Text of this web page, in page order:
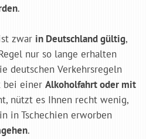
.
zwar in Deutschland gültig,
nur so lange erhalten
deutschen Verkehrsregeln
bei einer Alkoholfahrt oder mit
nützt es Ihnen recht wenig,
in Tschechien erworben
.